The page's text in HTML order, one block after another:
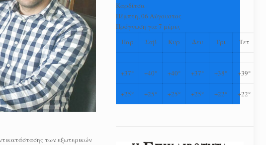
των εξωτερικών
Καρδίτσα
Πέμπτη, 06 Αύγουστος
Πρόγνωση για 7 μέρες
Παρ
Σαβ Κυρ Δευ Τρι Τετ
+37° +40° +40° +37° +38° +39°
+25° +25° +25° +25° +22° +22°